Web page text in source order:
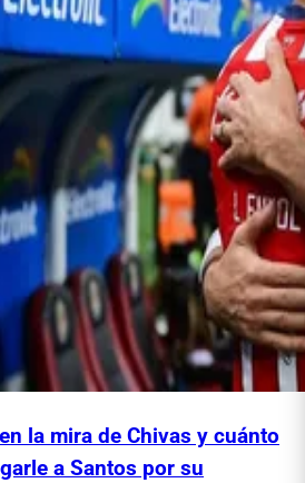
la mira de Chivas y cuánto
a Santos por su